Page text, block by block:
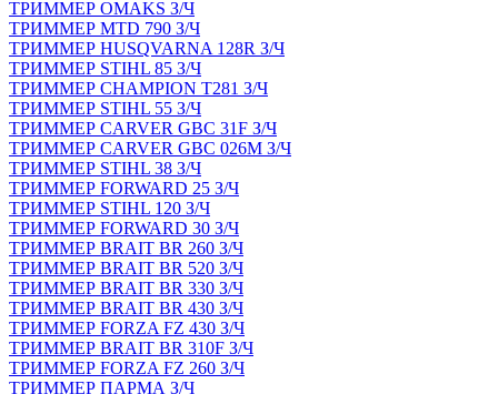
ТРИММЕР OMAKS З/Ч
ТРИММЕР MTD 790 З/Ч
ТРИММЕР HUSQVARNA 128R З/Ч
ТРИММЕР STIHL 85 З/Ч
ТРИММЕР CHAMPION T281 З/Ч
ТРИММЕР STIHL 55 З/Ч
ТРИММЕР CARVER GBC 31F З/Ч
ТРИММЕР CARVER GBC 026M З/Ч
ТРИММЕР STIHL 38 З/Ч
ТРИММЕР FORWARD 25 З/Ч
ТРИММЕР STIHL 120 З/Ч
ТРИММЕР FORWARD 30 З/Ч
ТРИММЕР BRAIT BR 260 З/Ч
ТРИММЕР BRAIT BR 520 З/Ч
ТРИММЕР BRAIT BR 330 З/Ч
ТРИММЕР BRAIT BR 430 З/Ч
ТРИММЕР FORZA FZ 430 З/Ч
ТРИММЕР BRAIT BR 310F З/Ч
ТРИММЕР FORZA FZ 260 З/Ч
ТРИММЕР ПАРМА З/Ч